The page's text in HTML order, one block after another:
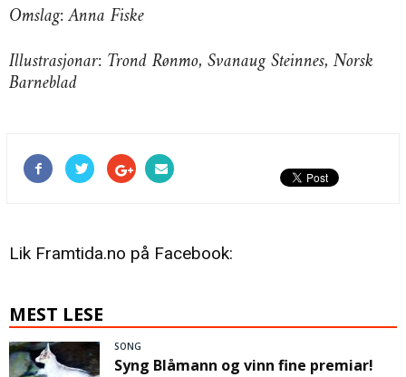
Omslag: Anna Fiske
Illustrasjonar: Trond Rønmo, Svanaug Steinnes, Norsk
Barneblad
Lik Framtida.no på Facebook:
MEST LESE
SONG
Syng Blåmann og vinn fine premiar!